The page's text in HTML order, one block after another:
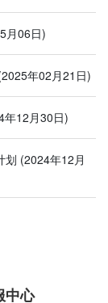
月06日)
年02月21日)
年12月30日)
划 (2024年12月
心